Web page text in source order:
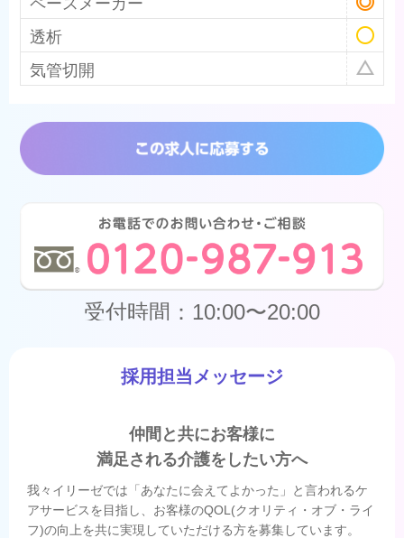
透析
気管切開
受付時間：10:00〜20:00
採用担当メッセージ
仲間と共にお客様に
満足される介護をしたい方へ
我々イリーゼでは「あなたに会えてよかった」と言われるケ
アサービスを目指し、お客様のQOL(クオリティ・オブ・ライ
フ)の向上を共に実現していただける方を募集しています。